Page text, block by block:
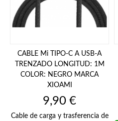
CABLE Mi TIPO-C A USB-A
TRENZADO LONGITUD: 1M
COLOR: NEGRO MARCA
XIOAMI
Precio
9,90 €
Cable de carga y trasferencia de